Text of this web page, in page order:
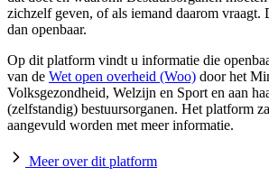
zichzelf geven, of als iemand daarom
dan openbaar.
Op dit platform vindt u informatie die
van de Wet open overheid (Woo) door het
Volksgezondheid, Welzijn en Sport en aan
(zelfstandig) bestuursorganen. Het platform
aangevuld worden met meer informatie.
Meer over dit platform